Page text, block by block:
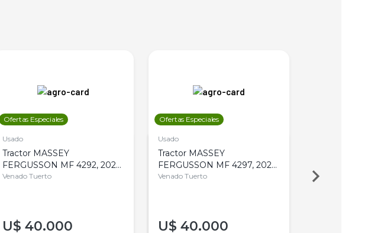
Ofertas Especiales
Usado
Tractor MASSEY
FERGUSSON MF 4292, 2020,
4WD, PATON
Venado Tuerto
U$ 40.000
Ofertas Especiales
Usado
Tractor MASSEY
FERGUSSON MF 4297, 2020,
4WD, PATON
Venado Tuerto
U$ 40.000
Venado Tuerto